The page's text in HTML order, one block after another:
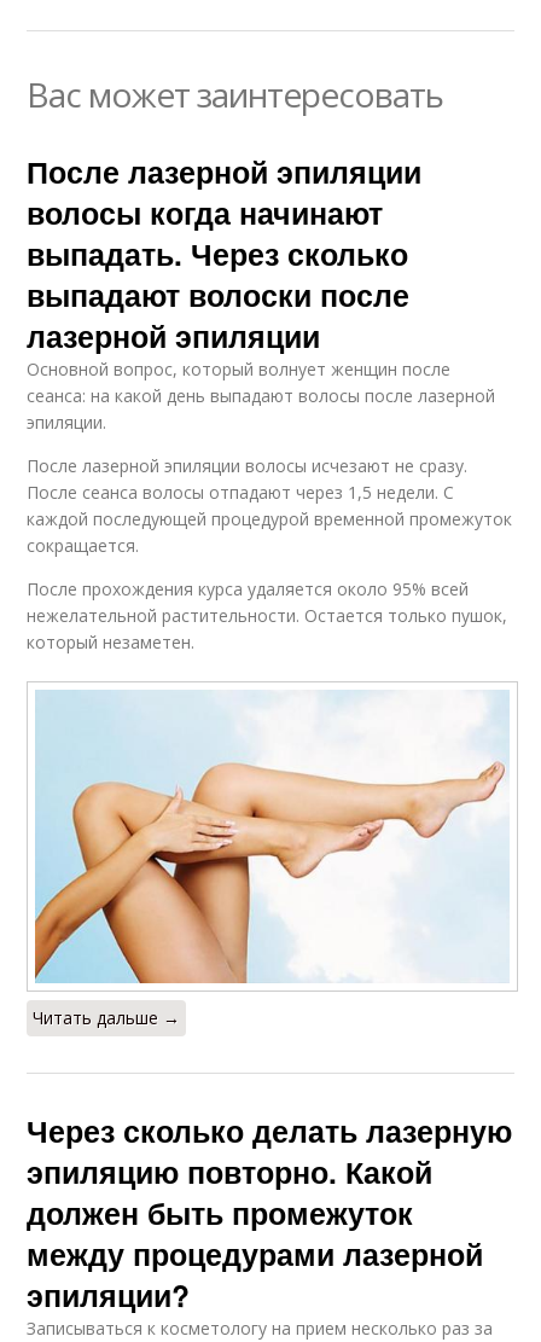
Вас может заинтересовать
После лазерной эпиляции
волосы когда начинают
выпадать. Через сколько
выпадают волоски после
лазерной эпиляции
Основной вопрос, который волнует женщин после
сеанса: на какой день выпадают волосы после лазерной
эпиляции.
После лазерной эпиляции волосы исчезают не сразу.
После сеанса волосы отпадают через 1,5 недели. С
каждой последующей процедурой временной промежуток
сокращается.
После прохождения курса удаляется около 95% всей
нежелательной растительности. Остается только пушок,
который незаметен.
Читать дальше →
Через сколько делать лазерную
эпиляцию повторно. Какой
должен быть промежуток
между процедурами лазерной
эпиляции?
Записываться к косметологу на прием несколько раз за